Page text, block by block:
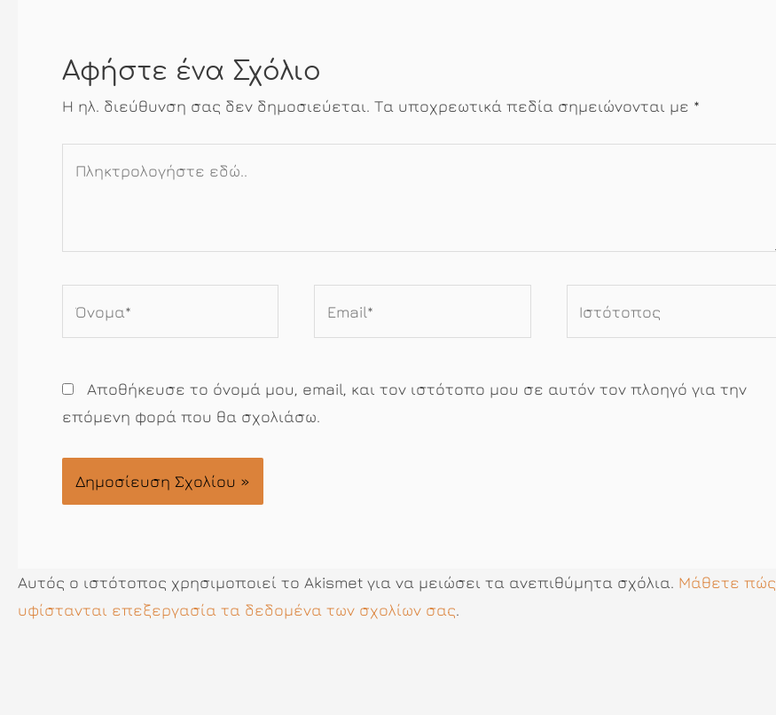
Αφήστε ένα Σχόλιο
Η ηλ. διεύθυνση σας δεν δημοσιεύεται. Τα υποχρεωτικά πεδία σημειώνονται με *
Αποθήκευσε το όνομά μου, email, και τον ιστότοπο μου σε αυτόν τον πλοηγό για την
επόμενη φορά που θα σχολιάσω.
Αυτός ο ιστότοπος χρησιμοποιεί το Akismet για να μειώσει τα ανεπιθύμητα σχόλια. Μάθετε πώς
υφίστανται επεξεργασία τα δεδομένα των σχολίων σας.